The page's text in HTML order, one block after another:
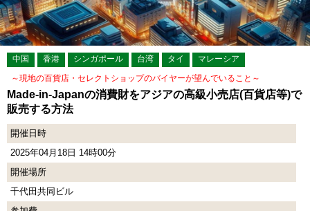
中国 香港 シンガポール 台湾 タイ
マレーシア
～現地の百貨店・セレクトショップのバイヤーが望んでいること～
Made-in-Japanの消費財をアジアの高級小売店(百貨店等)で
販売する方法
開催日時
2025年04月18日 14時00分
開催場所
千代田共同ビル